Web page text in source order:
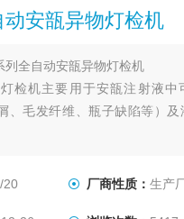
安瓿异物灯检机
列全自动安瓿异物灯检机
检机主要用于安瓿注射液中
、毛发纤维、瓶子缺陷等）及
20 厂商性质： 生产